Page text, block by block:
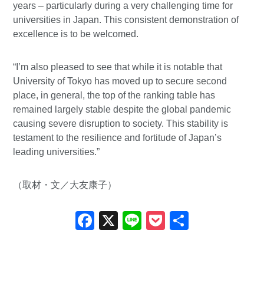
years – particularly during a very challenging time for
universities in Japan. This consistent demonstration of
excellence is to be welcomed.
“I’m also pleased to see that while it is notable that
University of Tokyo has moved up to secure second
place, in general, the top of the ranking table has
remained largely stable despite the global pandemic
causing severe disruption to society. This stability is
testament to the resilience and fortitude of Japan’s
leading universities.”
（取材・文／大友康子）
Facebook
X LinePocket
共